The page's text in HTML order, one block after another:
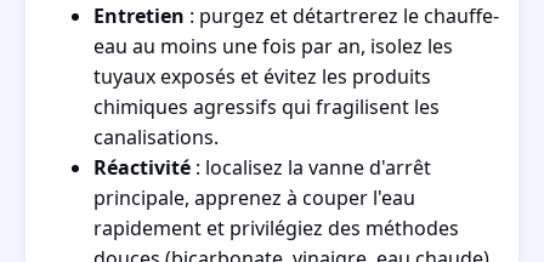
Entretien : purgez et détartrerez le chauffe-
eau au moins une fois par an, isolez les
tuyaux exposés et évitez les produits
chimiques agressifs qui fragilisent les
canalisations.
Réactivité : localisez la vanne d'arrêt
principale, apprenez à couper l'eau
rapidement et privilégiez des méthodes